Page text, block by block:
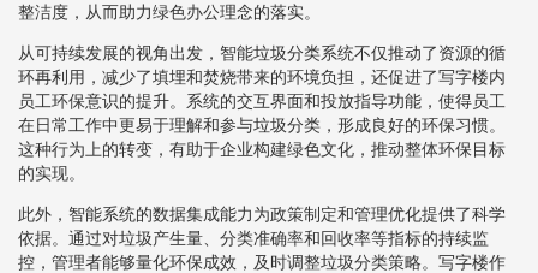
整洁度，从而助力绿色办公理念的落实。
从可持续发展的视角出发，智能垃圾分类系统不仅推动了资源的循
环再利用，减少了填埋和焚烧带来的环境负担，还促进了写字楼内
员工环保意识的提升。系统的交互界面和投放指导功能，使得员工
在日常工作中更易于理解和参与垃圾分类，形成良好的环保习惯。
这种行为上的转变，有助于企业构建绿色文化，推动整体环保目标
的实现。
此外，智能系统的数据集成能力为政策制定和管理优化提供了科学
依据。通过对垃圾产生量、分类准确率和回收率等指标的持续监
控，管理者能够量化环保成效，及时调整垃圾分类策略。写字楼作